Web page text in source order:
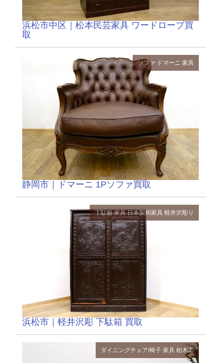
浜松市中区｜松本民芸家具 ワードローブ買
取
ソファ ドマーニ 家具
静岡市｜ドマーニ 1Pソファ買取
下駄箱 家具 日本製和家具 軽井沢彫り
浜松市｜軽井沢彫 下駄箱 買取
ダイニングチェア/椅子 家具 柏木工